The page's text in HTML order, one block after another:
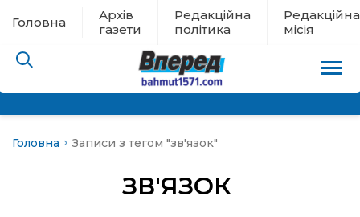
Головна
Архів
газети
Редакційна
політика
Редакційна
місія
Головна Записи з тегом "зв'язок"
ЗВ'ЯЗОК